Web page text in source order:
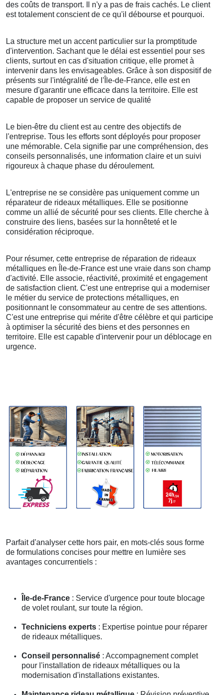
des coûts de transport. Il n'y a pas de frais cachés. Le client
est totalement conscient de ce qu'il débourse et pourquoi.
La structure met un accent particulier sur la promptitude
d'intervention. Sachant que le délai est essentiel pour ses
clients, surtout en cas d'situation critique, elle promet à
intervenir dans les envisageables. Grâce à son dispositif de
présents sur l'intégralité de l'Île-de-France, elle est en
mesure d'garantir une efficace dans la territoire. Elle est
capable de proposer un service de qualité
Le bien-être du client est au centre des objectifs de
l'entreprise. Tous les efforts sont déployés pour proposer
une mémorable. Cela signifie par une compréhension, des
conseils personnalisés, une information claire et un suivi
rigoureux à chaque phase du déroulement.
L'entreprise ne se considère pas uniquement comme un
réparateur de rideaux métalliques. Elle se positionne
comme un allié de sécurité pour ses clients. Elle cherche à
construire des liens, basées sur la honnêteté et le
considération réciproque.
Pour résumer, cette entreprise de réparation de rideaux
métalliques en Île-de-France est une vraie dans son champ
d'activité. Elle associe, réactivité, proximité et engagement
de satisfaction client. C'est une entreprise qui a moderniser
le métier du service de protections métalliques, en
positionnant le consommateur au centre de ses attentions.
C'est une entreprise qui mérite d'être célèbre et qui participe
à optimiser la sécurité des biens et des personnes en
territoire. Elle est capable d'intervenir pour un déblocage en
urgence.
Parfait d'analyser cette hors pair, en mots-clés sous forme
de formulations concises pour mettre en lumière ses
avantages concurrentiels :
Île-de-France : Service d'urgence pour toute blocage
de volet roulant, sur toute la région.
Techniciens experts : Expertise pointue pour réparer
de rideaux métalliques.
Conseil personnalisé : Accompagnement complet
pour l'installation de rideaux métalliques ou la
modernisation d'installations existantes.